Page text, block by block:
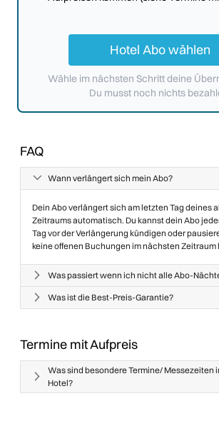
Hotel Abo wählen
Wähle im nächsten Schritt deine
Du musst noch nichts
FAQ
Wann verlängert sich mein Abo?
Dein Abo verlängert sich am letzten Tag deines
Zeitraums automatisch. Du kannst dein Abo
Tag vor der Verlängerung kündigen oder
keine offenen Buchungen im nächsten Zeitraum
Was passiert wenn ich nicht alle Abo-
Was ist die Best-Preis-Garantie?
Termine mit Aufpreis
Was sind besondere Termine/ Messezeiten
Hotel?